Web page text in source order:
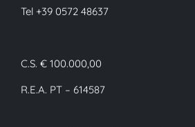
Tel +39 0572 48637
C.S. € 100.000,00
R.E.A. PT – 614587